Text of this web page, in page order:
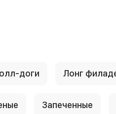
доги Лонг
Запеченные